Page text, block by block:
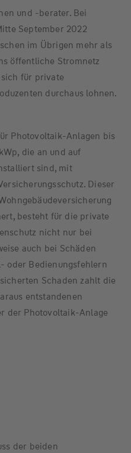
und -berater. Bei
September 2022
im Übrigen mehr als
öffentliche Stromnetz
für private
durchaus lohnen.
Photovoltaik-Anlagen bis
die an und auf
sind, mit
Dieser
besteht für die private
nicht nur bei
auch bei Schäden
oder Bedienungsfehlern
Schaden zahlt die
entstandenen
der Photovoltaik-Anlage
der beiden